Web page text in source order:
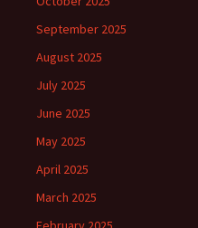
September 2025
August 2025
July 2025
June 2025
May 2025
April 2025
March 2025